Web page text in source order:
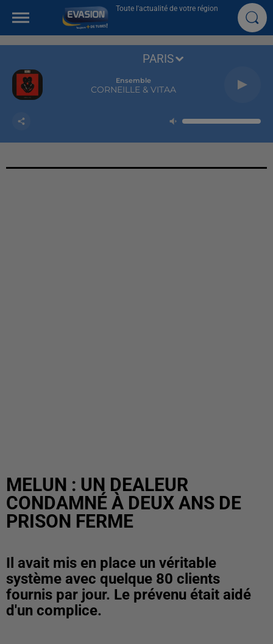
Toute l'actualité de votre région
Ensemble
CORNEILLE & VITAA
PARIS
MELUN : UN DEALEUR
CONDAMNÉ À DEUX ANS DE
PRISON FERME
Il avait mis en place un véritable
système avec quelque 80 clients
fournis par jour. Le prévenu était aidé
d'un complice.